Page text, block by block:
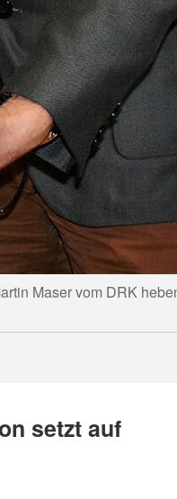
Maser vom DRK
setzt auf